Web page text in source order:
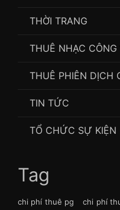
THỜI TRANG
THUÊ NHẠC
THUÊ PHIÊN DỊCH
TIN TỨC
TỔ CHỨC SỰ KIỆN
Tag
chi phí thuê pg chi phí